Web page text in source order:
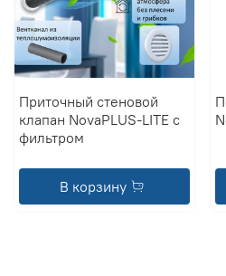
Приточный стеновой
клапан NovaPLUS-LITE с
фильтром
В корзину